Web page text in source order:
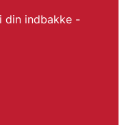
din indbakke -